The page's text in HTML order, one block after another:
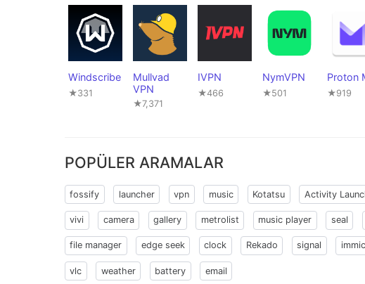
Windscribe
★331
Mullvad
VPN
★7,371
IVPN
★466
NymVPN
★501
Proton
★919
POPÜLER ARAMALAR
fossify launcher vpn music Kotatsu Activity
vivi camera gallery metrolist music player seal
file manager edge seek clock Rekado signal
vlc weather battery email